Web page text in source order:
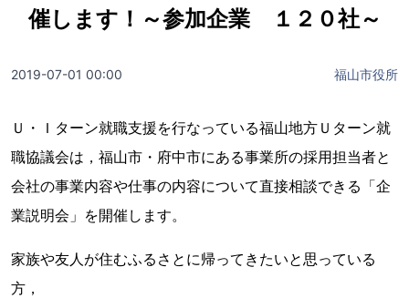
催します！～参加企業 １２０社～
2019-07-01 00:00 福山市役所
Ｕ・Ｉターン就職支援を行なっている福山地方Ｕターン就
職協議会は，福山市・府中市にある事業所の採用担当者と
会社の事業内容や仕事の内容について直接相談できる「企
業説明会」を開催します。
家族や友人が住むふるさとに帰ってきたいと思っている
方，